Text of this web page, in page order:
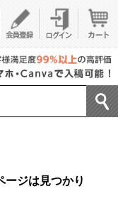
ージは見つかり